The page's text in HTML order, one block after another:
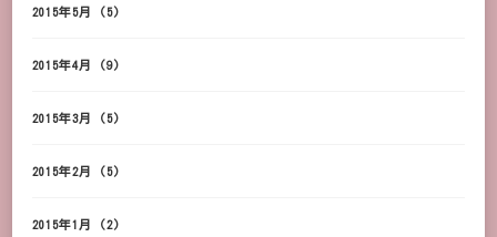
2015年5月 (5)
2015年4月 (9)
2015年3月 (5)
2015年2月 (5)
2015年1月 (2)